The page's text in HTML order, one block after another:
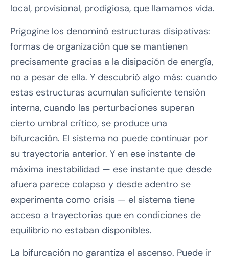
local, provisional, prodigiosa, que llamamos vida.
Prigogine los denominó estructuras disipativas:
formas de organización que se mantienen
precisamente gracias a la disipación de energía,
no a pesar de ella. Y descubrió algo más: cuando
estas estructuras acumulan suficiente tensión
interna, cuando las perturbaciones superan
cierto umbral crítico, se produce una
bifurcación. El sistema no puede continuar por
su trayectoria anterior. Y en ese instante de
máxima inestabilidad — ese instante que desde
afuera parece colapso y desde adentro se
experimenta como crisis — el sistema tiene
acceso a trayectorias que en condiciones de
equilibrio no estaban disponibles.
La bifurcación no garantiza el ascenso. Puede ir